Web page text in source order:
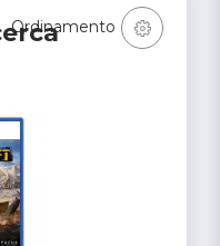
Ordinamento